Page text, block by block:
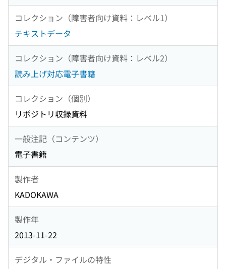
コレクション（障害者向け資料：レベル1）
テキストデータ
コレクション（障害者向け資料：レベル2）
読み上げ対応電子書籍
コレクション（個別）
リポジトリ収録資料
一般注記（コンテンツ）
電子書籍
製作者
KADOKAWA
製作年
2013-11-22
デジタル・ファイルの特性